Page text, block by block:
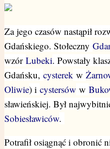
Za jego czasów nastąpił
Gdańskiego. Stołeczny
wzór Lubeki. Powstały
Gdańsku, cysterek w
Oliwie) i cystersów w
sławieńskiej. Był
Sobiesławiców.
Potrafił osiągnąć i obronić